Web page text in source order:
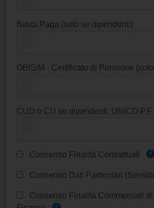
Busta Paga (solo se dipendenti)
OBIS/M - Certificato di Pensione
CUD o CU se dipendenti, UNICO
Consenso Finalità Contrattuali
Consenso Dati Particolari
Consenso Finalità Commerciali